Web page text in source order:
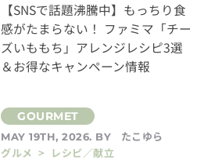
【SNSで話題沸騰中】もっちり食
感がたまらない！ ファミマ「チー
ズいももち」アレンジレシピ3選
＆お得なキャンペーン情報
MAY 19TH, 2026. BY
たこゆら
グルメ > レシピ／献立